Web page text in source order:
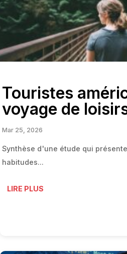
Touristes
voyage de
Mar 25, 2026
Synthèse d'une étude qui
habitudes...
LIRE PLUS